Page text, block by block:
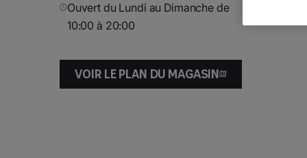
Ouvert du Lundi au Dimanche de
10:00 à 20:00
VOIR LE PLAN DU MAGASIN